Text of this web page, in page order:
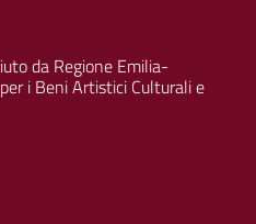
da Regione Emilia-
i Beni Artistici Culturali e